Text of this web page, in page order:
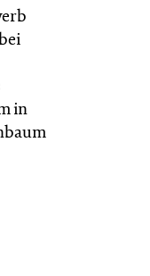
in